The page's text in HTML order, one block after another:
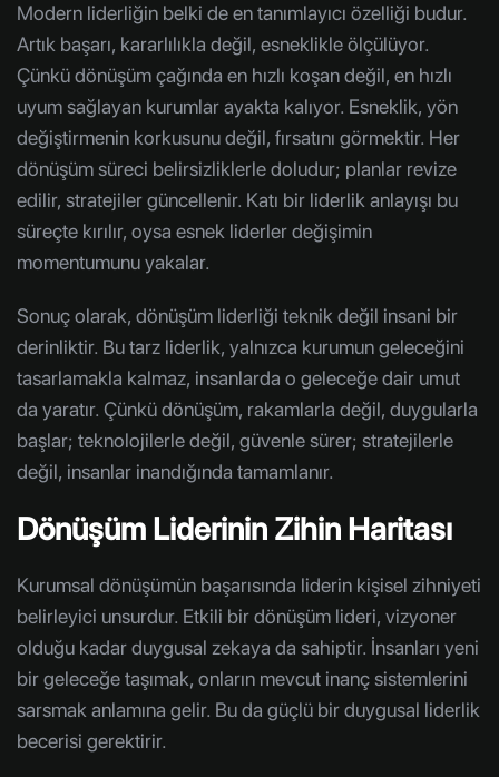
Modern liderliğin belki de en tanımlayıcı özelliği budur.
Artık başarı, kararlılıkla değil, esneklikle ölçülüyor.
Çünkü dönüşüm çağında en hızlı koşan değil, en hızlı
uyum sağlayan kurumlar ayakta kalıyor. Esneklik, yön
değiştirmenin korkusunu değil, fırsatını görmektir. Her
dönüşüm süreci belirsizliklerle doludur; planlar revize
edilir, stratejiler güncellenir. Katı bir liderlik anlayışı bu
süreçte kırılır, oysa esnek liderler değişimin
momentumunu yakalar.
Sonuç olarak, dönüşüm liderliği teknik değil insani bir
derinliktir. Bu tarz liderlik, yalnızca kurumun geleceğini
tasarlamakla kalmaz, insanlarda o geleceğe dair umut
da yaratır. Çünkü dönüşüm, rakamlarla değil, duygularla
başlar; teknolojilerle değil, güvenle sürer; stratejilerle
değil, insanlar inandığında tamamlanır.
Dönüşüm Liderinin Zihin Haritası
Kurumsal dönüşümün başarısında liderin kişisel zihniyeti
belirleyici unsurdur. Etkili bir dönüşüm lideri, vizyoner
olduğu kadar duygusal zekaya da sahiptir. İnsanları yeni
bir geleceğe taşımak, onların mevcut inanç sistemlerini
sarsmak anlamına gelir. Bu da güçlü bir duygusal liderlik
becerisi gerektirir.